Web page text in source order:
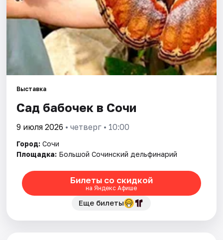
Выставка
Сад бабочек в Сочи
9 июля 2026 • четверг • 10:00
Город: Сочи
Площадка: Большой Сочинский дельфинарий
Билеты со скидкой
на Яндекс Афише
Еще билеты